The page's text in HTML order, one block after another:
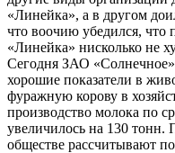
«Линейка», а в другом
что воочию убедился, что
«Линейка» нисколько не
Сегодня ЗАО «Солнечное»
хорошие показатели в
фуражную корову в
производство молока по
увеличилось на 130 тонн.
обществе рассчитывают